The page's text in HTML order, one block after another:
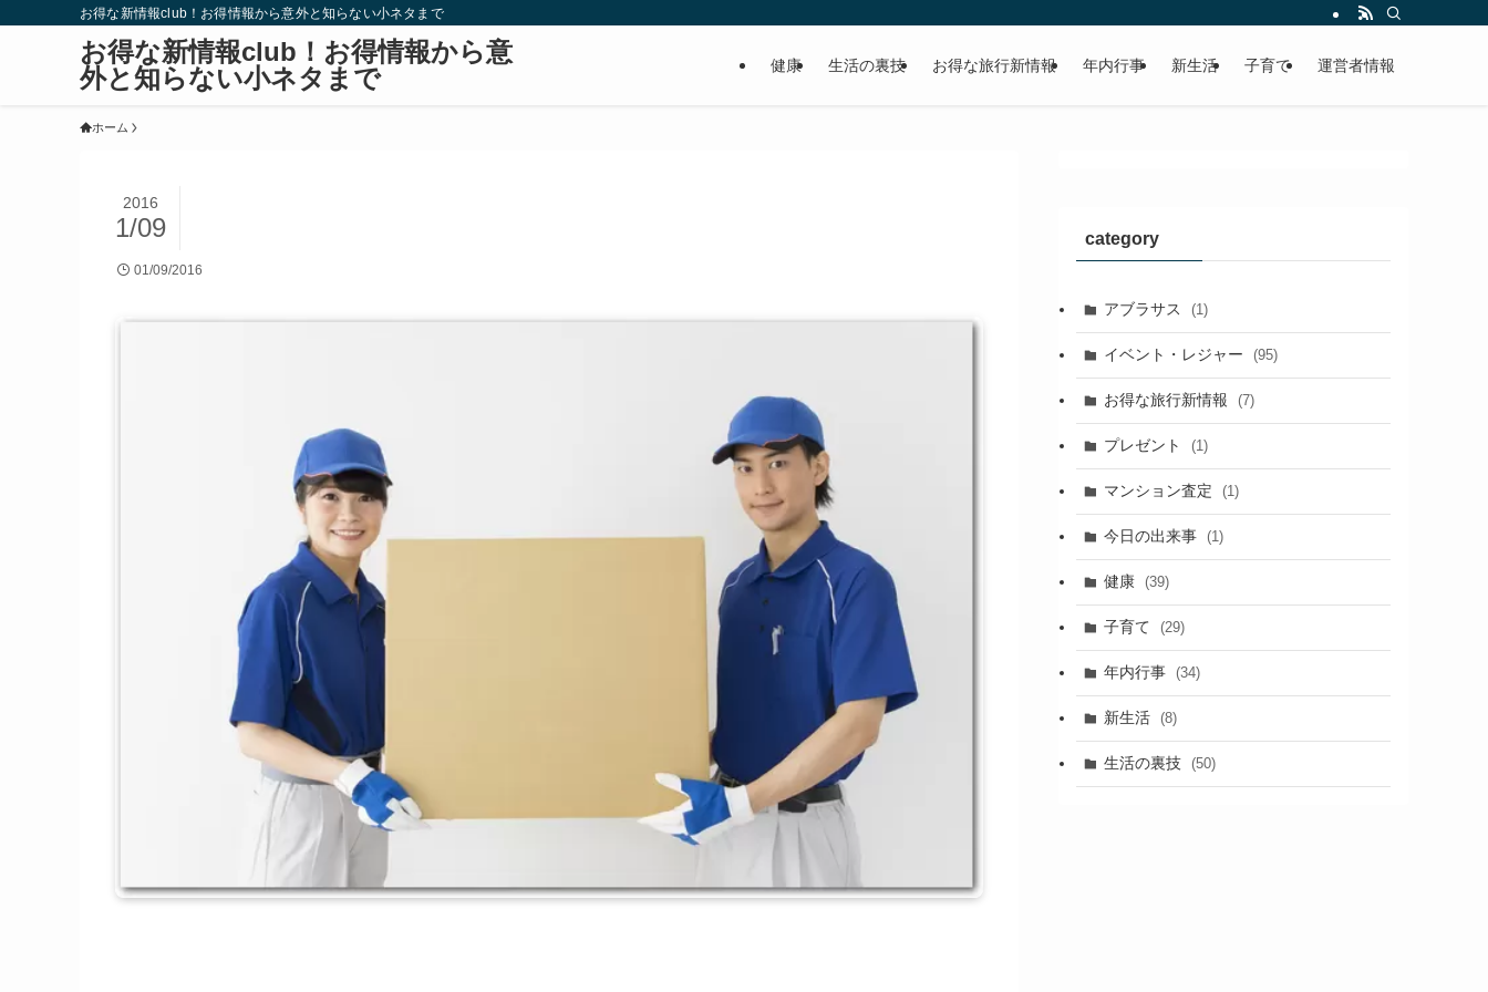
お得な新情報club！お得情報から意外と知らない小ネタまで
お得な新情報club！お得情報から意
外と知らない小ネタまで
健康 生活の裏技 お得な旅行新情報 年内行事 新生活 子育て 運営者情報
ホーム
2016
1/09
01/09/2016
category
アブラサス (1)
イベント・レジャー (95)
お得な旅行新情報 (7)
プレゼント (1)
マンション査定 (1)
今日の出来事 (1)
健康 (39)
子育て (29)
年内行事 (34)
新生活 (8)
生活の裏技 (50)